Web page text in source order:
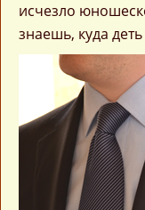
исчезло
знаешь, куда